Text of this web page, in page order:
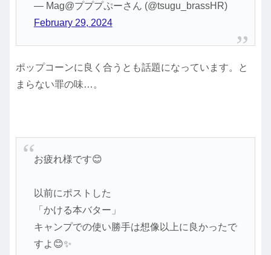
— Mag@プププぷーさん (@tsugu_brassHR)
February 29, 2024
ポップコーンに良く合うとも話題になっています。と
まらない罪の味…。
お疲れ様です😊
以前にポストした
「かける本バター」
キャンプでの使い勝手は想像以上に良かったで
すよ😊✨